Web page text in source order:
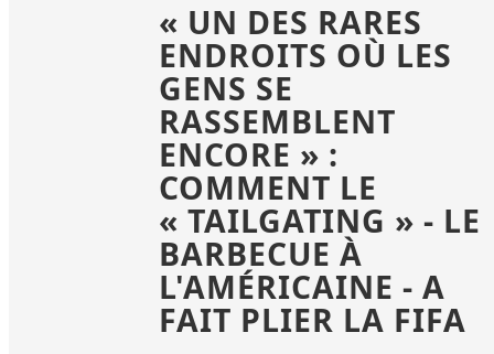
« UN DES RARES
ENDROITS OÙ LES
GENS SE
RASSEMBLENT
ENCORE » :
COMMENT LE
« TAILGATING » - LE
BARBECUE À
L'AMÉRICAINE - A
FAIT PLIER LA FIFA